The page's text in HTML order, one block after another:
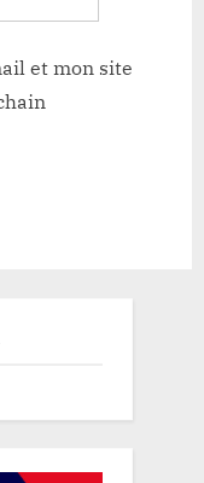
et mon site